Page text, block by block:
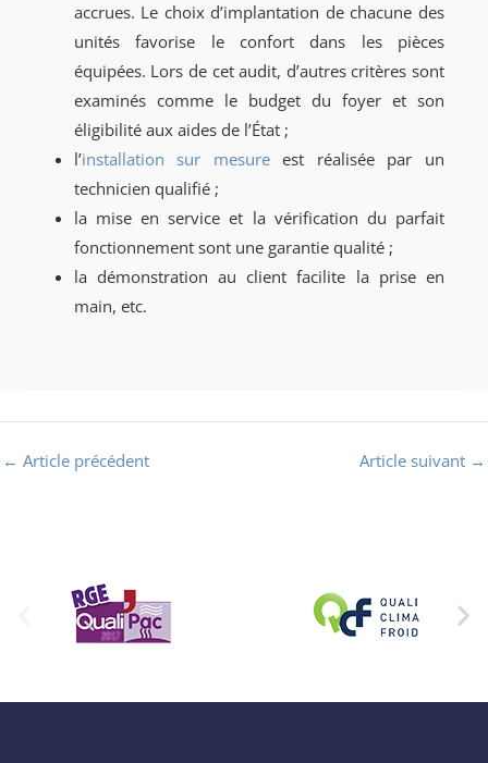
accrues. Le choix d’implantation de chacune des
unités favorise le confort dans les pièces
équipées. Lors de cet audit, d’autres critères sont
examinés comme le budget du foyer et son
éligibilité aux aides de l’État ;
l’installation sur mesureest réalisée par un
technicien qualifié ;
la mise en service et la vérification du parfait
fonctionnement sont une garantie qualité ;
la démonstration au client facilite la prise en
main, etc.
← Article précédent Article suivant →